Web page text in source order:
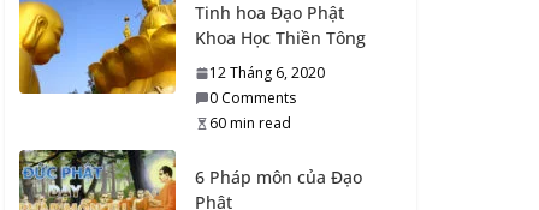
Luân hồi mãi mãi…
22 Tháng 9, 2020
0 Comments
4 min read
Cốt tủy Thiền Tông là
gì ạ?
Tinh hoa Đạo Phật
Khoa Học Thiền Tông
12 Tháng 6, 2020
0 Comments
60 min read
6 Pháp môn của Đạo
Phật